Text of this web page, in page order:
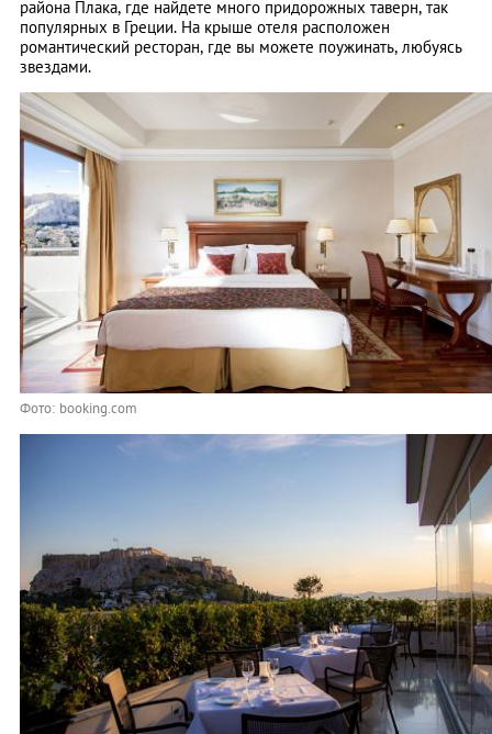
района Плака, где найдете много придорожных таверн, так
популярных в Греции. На крыше отеля расположен
романтический ресторан, где вы можете поужинать, любуясь
звездами.
Фото: booking.com